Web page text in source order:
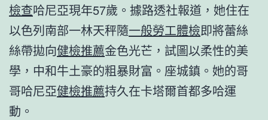
檢查哈尼亞現年57歲。據路透社報道，她住在
以色列南部一林天秤隨一般勞工體檢即將蕾絲
絲帶拋向健檢推薦金色光芒，試圖以柔性的美
學，中和牛土豪的粗暴財富。座城鎮。她的哥
哥哈尼亞健檢推薦持久在卡塔爾首都多哈運
動。